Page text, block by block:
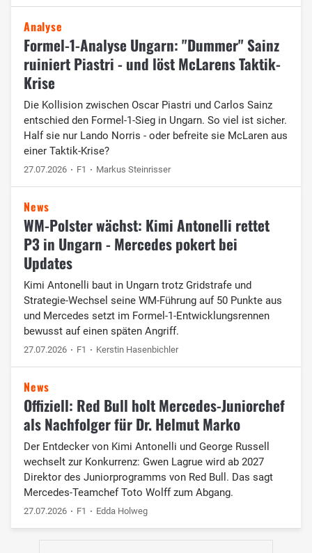
Analyse
Formel-1-Analyse Ungarn: "Dummer" Sainz
ruiniert Piastri - und löst McLarens Taktik-
Krise
Die Kollision zwischen Oscar Piastri und Carlos Sainz
entschied den Formel-1-Sieg in Ungarn. So viel ist sicher.
Half sie nur Lando Norris - oder befreite sie McLaren aus
einer Taktik-Krise?
27.07.2026 F1 Markus Steinrisser
News
WM-Polster wächst: Kimi Antonelli rettet
P3 in Ungarn - Mercedes pokert bei
Updates
Kimi Antonelli baut in Ungarn trotz Gridstrafe und
Strategie-Wechsel seine WM-Führung auf 50 Punkte aus
und Mercedes setzt im Formel-1-Entwicklungsrennen
bewusst auf einen späten Angriff.
27.07.2026 F1 Kerstin Hasenbichler
News
Offiziell: Red Bull holt Mercedes-Juniorchef
als Nachfolger für Dr. Helmut Marko
Der Entdecker von Kimi Antonelli und George Russell
wechselt zur Konkurrenz: Gwen Lagrue wird ab 2027
Direktor des Juniorprogramms von Red Bull. Das sagt
Mercedes-Teamchef Toto Wolff zum Abgang.
27.07.2026 F1 Edda Holweg